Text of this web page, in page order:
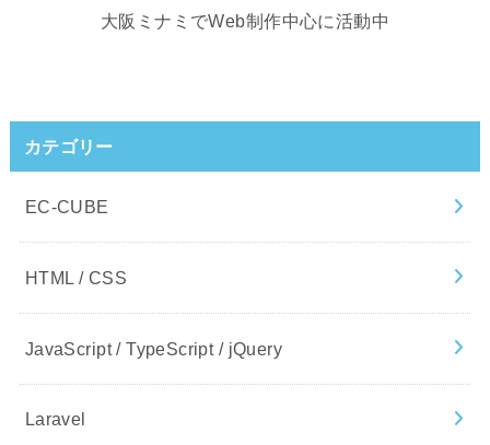
大阪ミナミでWeb制作中心に活動中
カテゴリー
EC-CUBE
HTML / CSS
JavaScript / TypeScript / jQuery
Laravel